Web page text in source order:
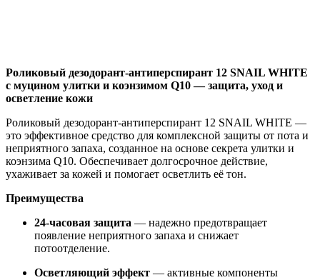
Роликовый дезодорант-антиперспирант 12 SNAIL WHITE
с муцином улитки и коэнзимом Q10 — защита, уход и
осветление кожи
Роликовый дезодорант-антиперспирант 12 SNAIL WHITE —
это эффективное средство для комплексной защиты от пота и
неприятного запаха, созданное на основе секрета улитки и
коэнзима Q10. Обеспечивает долгосрочное действие,
ухаживает за кожей и помогает осветлить её тон.
Преимущества
24-часовая защита — надежно предотвращает
появление неприятного запаха и снижает
потоотделение.
Осветляющий эффект — активные компоненты